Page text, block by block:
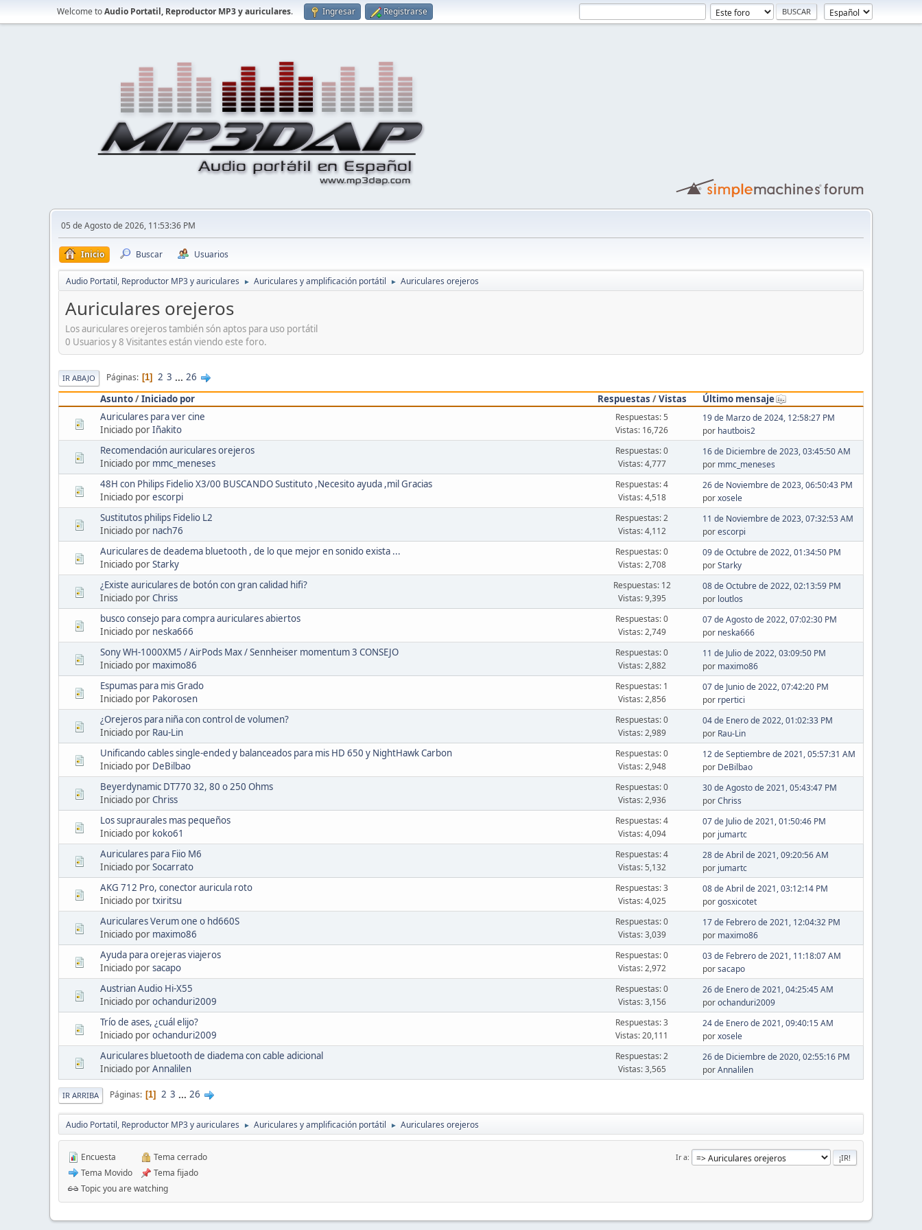
Welcome toAudio Portatil, Reproductor MP3 y auriculares. Ingresar Registrarse
05 de Agosto de 2026, 11:53:36 PM
Inicio Buscar Usuarios
Audio Portatil, Reproductor MP3 y auriculares ► Auriculares y amplificación portátil ► Auriculares orejeros
Auriculares orejeros
Los auriculares orejeros también són aptos para uso portátil
0 Usuarios y 8 Visitantes están viendo este foro.
IR ABAJO Páginas 1 2 3 ... 26
Asunto/Iniciado por Respuestas /Vistas
Último mensaje
Auriculares para ver cine
Iniciado porIñakito
Respuestas: 5
Vistas: 16,726
19 de Marzo de 2024, 12:58:27 PM
por hautbois2
Recomendación auriculares orejeros
Iniciado por mmc_meneses
Respuestas: 0
Vistas: 4,777
16 de Diciembre de 2023, 03:45:50 AM
por mmc_meneses
48H con Philips Fidelio X3/00 BUSCANDO Sustituto ,Necesito ayuda ,mil Gracias
Iniciado porescorpi
Respuestas: 4
Vistas: 4,518
26 de Noviembre de 2023, 06:50:43 PM
porxosele
Sustitutos philips Fidelio L2
Iniciado por nach76
Respuestas: 2
Vistas: 4,112
11 de Noviembre de 2023, 07:32:53 AM
porescorpi
Auriculares de deadema bluetooth , de lo que mejor en sonido exista ...
Iniciado porStarky
Respuestas: 0
Vistas: 2,708
09 de Octubre de 2022, 01:34:50 PM
porStarky
¿Existe auriculares de botón con gran calidad hifi?
Iniciado porChriss
Respuestas: 12
Vistas: 9,395
08 de Octubre de 2022, 02:13:59 PM
por loutlos
busco consejo para compra auriculares abiertos
Iniciado por neska666
Respuestas: 0
Vistas: 2,749
07 de Agosto de 2022, 07:02:30 PM
por neska666
Sony WH-1000XM5 / AirPods Max / Sennheiser momentum 3 CONSEJO
Iniciado por maximo86
Respuestas: 0
Vistas: 2,882
11 de Julio de 2022, 03:09:50 PM
por maximo86
Espumas para mis Grado
Iniciado por Pakorosen
Respuestas: 1
Vistas: 2,856
07 de Junio de 2022, 07:42:20 PM
por rpertici
¿Orejeros para niña con control de volumen?
Iniciado por Rau-Lin
Respuestas: 0
Vistas: 2,989
04 de Enero de 2022, 01:02:33 PM
por Rau-Lin
Unificando cables single-ended y balanceados para mis HD 650 y NightHawk Carbon
Iniciado por DeBilbao
Respuestas: 0
Vistas: 2,948
12 de Septiembre de 2021, 05:57:31 AM
por DeBilbao
Beyerdynamic DT770 32, 80 o 250 Ohms
Iniciado porChriss
Respuestas: 0
Vistas: 2,936
30 de Agosto de 2021, 05:43:47 PM
porChriss
Los supraurales mas pequeños
Iniciado por koko61
Respuestas: 4
Vistas: 4,094
07 de Julio de 2021, 01:50:46 PM
por jumartc
Auriculares para Fiio M6
Iniciado porSocarrato
Respuestas: 4
Vistas: 5,132
28 de Abril de 2021, 09:20:56 AM
por jumartc
AKG 712 Pro, conector auricula roto
Iniciado portxiritsu
Respuestas: 3
Vistas: 4,025
08 de Abril de 2021, 03:12:14 PM
porgosxicotet
Auriculares Verum one o hd660S
Iniciado por maximo86
Respuestas: 0
Vistas: 3,039
17 de Febrero de 2021, 12:04:32 PM
por maximo86
Ayuda para orejeras viajeros
Iniciado porsacapo
Respuestas: 0
Vistas: 2,972
03 de Febrero de 2021, 11:18:07 AM
porsacapo
Austrian Audio Hi-X55
Iniciado porochanduri2009
Respuestas: 0
Vistas: 3,156
26 de Enero de 2021, 04:25:45 AM
porochanduri2009
Trío de ases, ¿cuál elijo?
Iniciado porochanduri2009
Respuestas: 3
Vistas: 20,111
24 de Enero de 2021, 09:40:15 AM
porxosele
Auriculares bluetooth de diadema con cable adicional
Iniciado porAnnalilen
Respuestas: 2
Vistas: 3,565
26 de Diciembre de 2020, 02:55:16 PM
porAnnalilen
IR ARRIBA Páginas 1 2 3 ... 26
Audio Portatil, Reproductor MP3 y auriculares ► Auriculares y amplificación portátil ► Auriculares orejeros
Ir a
Encuesta
Tema Movido
Tema cerrado
Tema fijado
Topic you are watching